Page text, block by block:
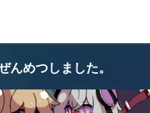
んめつしました。